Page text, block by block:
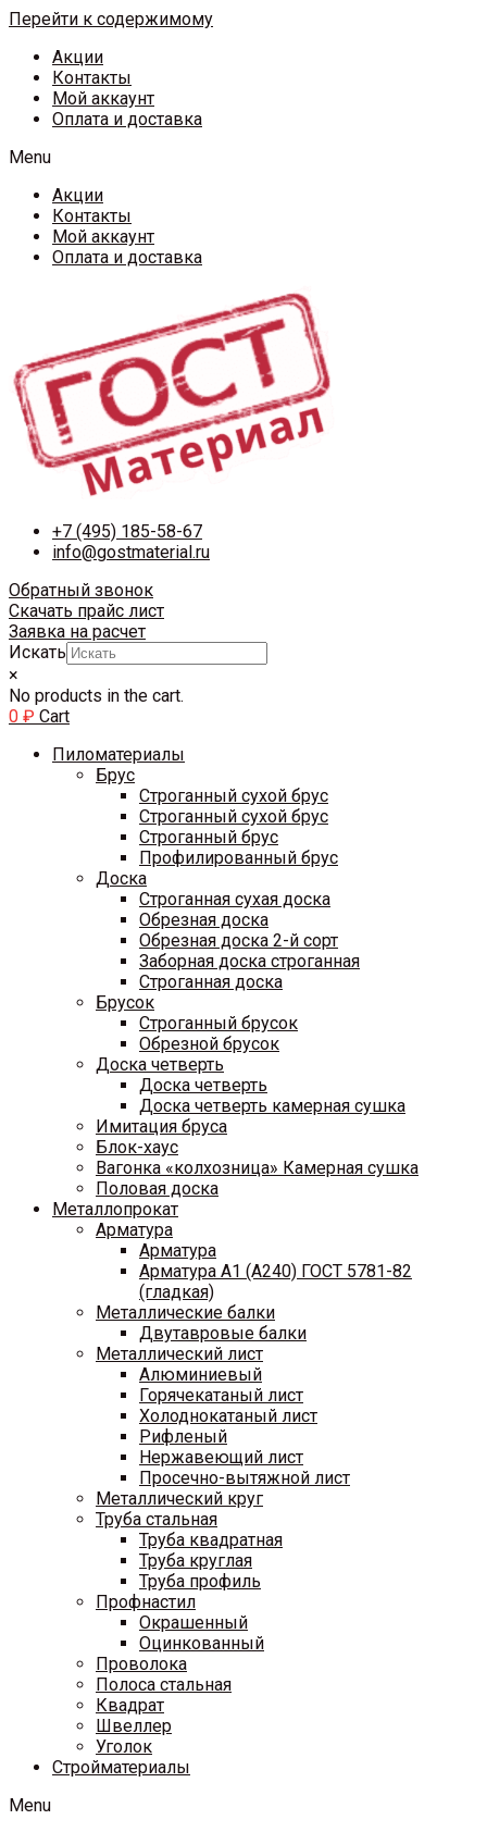
Перейти к содержимому
Акции
Контакты
Мой аккаунт
Оплата и доставка
Menu
Акции
Контакты
Мой аккаунт
Оплата и доставка
+7 (495) 185-58-67
info@gostmaterial.ru
Обратный звонок
Скачать прайс лист
Заявка на расчет
Искать
×
No products in the cart.
0 ₽ Cart
Пиломатериалы
Брус
Строганный сухой брус
Строганный сухой брус
Строганный брус
Профилированный брус
Доска
Строганная сухая доска
Обрезная доска
Обрезная доска 2-й сорт
Заборная доска строганная
Строганная доска
Брусок
Строганный брусок
Обрезной брусок
Доска четверть
Доска четверть
Доска четверть камерная сушка
Имитация бруса
Блок-хаус
Вагонка «колхозница» Камерная сушка
Половая доска
Металлопрокат
Арматура
Арматура
Арматура A1 (A240) ГОСТ 5781-82
(гладкая)
Металлические балки
Двутавровые балки
Металлический лист
Алюминиевый
Горячекатаный лист
Холоднокатаный лист
Рифленый
Нержавеющий лист
Просечно-вытяжной лист
Металлический круг
Труба стальная
Труба квадратная
Труба круглая
Труба профиль
Профнастил
Окрашенный
Оцинкованный
Проволока
Полоса стальная
Квадрат
Швеллер
Уголок
Стройматериалы
Menu